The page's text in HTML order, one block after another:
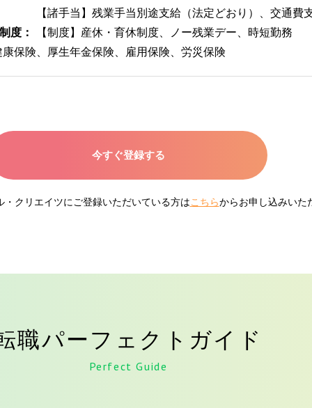
度：
【諸手当】残業手当別途支給（法定どおり）、交通費
【制度】産休・育休制度、ノー残業デー、時短勤務
康保険、厚生年金保険、雇用保険、労災保険
今すぐ登録する
・クリエイツにご登録いただいている方はこちらからお申し込みいた
職パーフェクトガイド
Perfect Guide